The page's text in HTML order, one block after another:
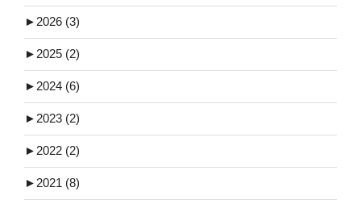
► 2026 (3)
► 2025 (2)
► 2024 (6)
► 2023 (2)
► 2022 (2)
► 2021 (8)